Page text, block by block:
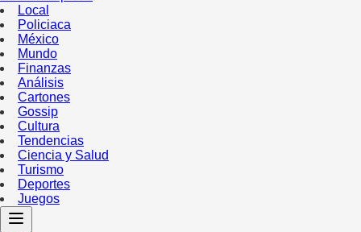
Local
Policiaca
México
Mundo
Finanzas
Análisis
Cartones
Gossip
Cultura
Tendencias
Ciencia y Salud
Turismo
Deportes
Juegos